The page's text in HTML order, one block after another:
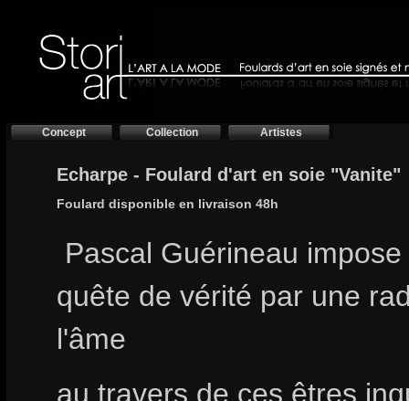
Concept Collection Artistes
Echarpe - Foulard d'art en soie "Vanite"
Foulard disponible en livraison 48h
Pascal Guérineau
quête de vérité par une
l'âme
au travers de ces êtres